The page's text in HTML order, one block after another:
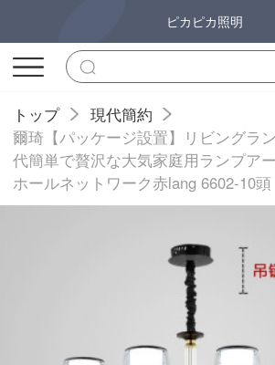
ピカピカ照明
トップ
現代簡約
爾琦【パッケージ設置】リビングラ
代簡単で贅沢な大気家庭用ランプア
ホールネットワーク赤lang 6602-10頭